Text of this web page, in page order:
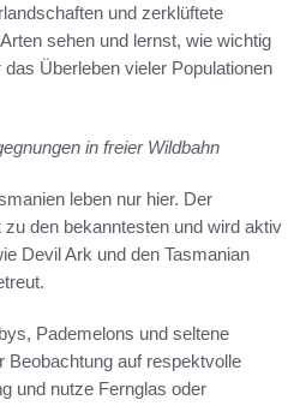
und zerklüftete
sehen und lernst, wie wichtig
Überleben vieler Populationen
in freier Wildbahn
leben nur hier. Der
den bekanntesten und wird aktiv
Devil Ark und den Tasmanian
Pademelons und seltene
Beobachtung auf respektvolle
und nutze Fernglas oder